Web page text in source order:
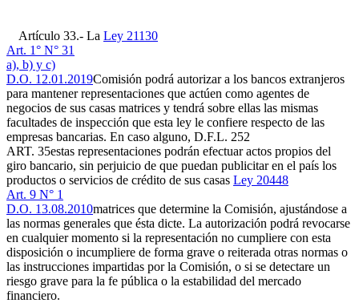
Artículo 33.- La Ley 21130
Art. 1° N° 31
a), b) y c)
D.O. 12.01.2019Comisión podrá autorizar a los bancos extranjeros
para mantener representaciones que actúen como agentes de
negocios de sus casas matrices y tendrá sobre ellas las mismas
facultades de inspección que esta ley le confiere respecto de las
empresas bancarias. En caso alguno, D.F.L. 252
ART. 35estas representaciones podrán efectuar actos propios del
giro bancario, sin perjuicio de que puedan publicitar en el país los
productos o servicios de crédito de sus casas Ley 20448
Art. 9 N° 1
D.O. 13.08.2010matrices que determine la Comisión, ajustándose a
las normas generales que ésta dicte. La autorización podrá revocarse
en cualquier momento si la representación no cumpliere con esta
disposición o incumpliere de forma grave o reiterada otras normas o
las instrucciones impartidas por la Comisión, o si se detectare un
riesgo grave para la fe pública o la estabilidad del mercado
financiero.